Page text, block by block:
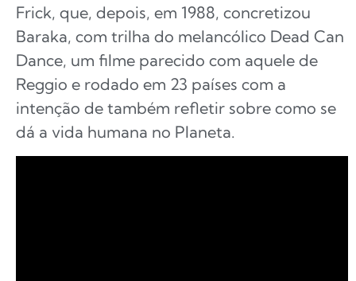
Frick, que, depois, em 1988, concretizou
Baraka, com trilha do melancólico Dead Can
Dance, um filme parecido com aquele de
Reggio e rodado em 23 países com a
intenção de também refletir sobre como se
dá a vida humana no Planeta.